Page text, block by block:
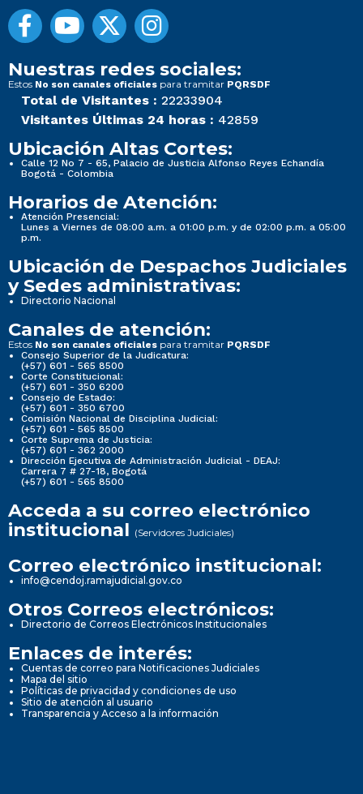
Nuestras redes sociales:
Estos No son canales oficiales para tramitar PQRSDF
Total de Visitantes : 22233904
Visitantes Últimas 24 horas : 42859
Ubicación Altas Cortes:
Calle 12 No 7 - 65, Palacio de Justicia Alfonso Reyes Echandía
Bogotá - Colombia
Horarios de Atención:
Atención Presencial:
Lunes a Viernes de 08:00 a.m. a 01:00 p.m. y de 02:00 p.m. a 05:00
p.m.
Ubicación de Despachos Judiciales
y Sedes administrativas:
Directorio Nacional
Canales de atención:
Estos No son canales oficiales para tramitar PQRSDF
Consejo Superior de la Judicatura:
(+57) 601 - 565 8500
Corte Constitucional:
(+57) 601 - 350 6200
Consejo de Estado:
(+57) 601 - 350 6700
Comisión Nacional de Disciplina Judicial:
(+57) 601 - 565 8500
Corte Suprema de Justicia:
(+57) 601 - 362 2000
Dirección Ejecutiva de Administración Judicial - DEAJ:
Carrera 7 # 27-18, Bogotá
(+57) 601 - 565 8500
Acceda a su correo electrónico
institucional (Servidores Judiciales)
Correo electrónico institucional:
info@cendoj.ramajudicial.gov.co
Otros Correos electrónicos:
Directorio de Correos Electrónicos Institucionales
Enlaces de interés:
Cuentas de correo para Notificaciones Judiciales
Mapa del sitio
Políticas de privacidad y condiciones de uso
Sitio de atención al usuario
Transparencia y Acceso a la información